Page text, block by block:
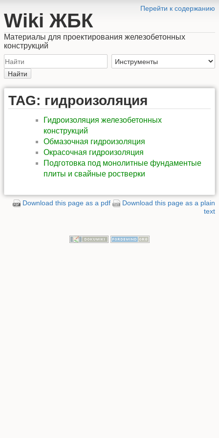
Перейти к содержанию
Wiki ЖБК
Материалы для проектирования железобетонных
конструкций
Найти
TAG: гидроизоляция
Гидроизоляция железобетонных
конструкций
Обмазочная гидроизоляция
Окрасочная гидроизоляция
Подготовка под монолитные фундаментые
плиты и свайные ростверки
Download this page as a pdf
Download this page as a plain
text